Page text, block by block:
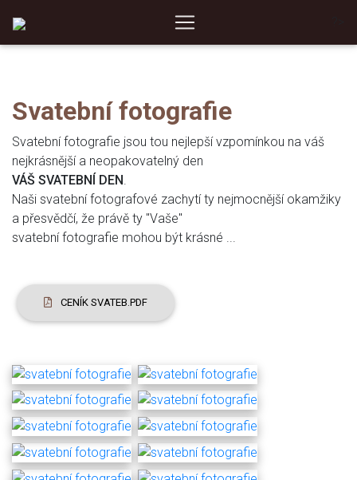
Svatební fotografie
Svatební fotografie jsou tou nejlepší vzpomínkou na váš
nejkrásnější a neopakovatelný den
VÁŠ SVATEBNÍ DEN.
Naši svatební fotografové zachytí ty nejmocnější okamžiky
a přesvědčí, že právě ty "Vaše"
svatební fotografie mohou být krásné ...
CENÍK SVATEB.PDF